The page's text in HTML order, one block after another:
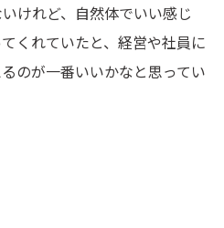
けれど、自然体でいい感じ
くれていたと、経営や社員に
のが一番いいかなと思ってい